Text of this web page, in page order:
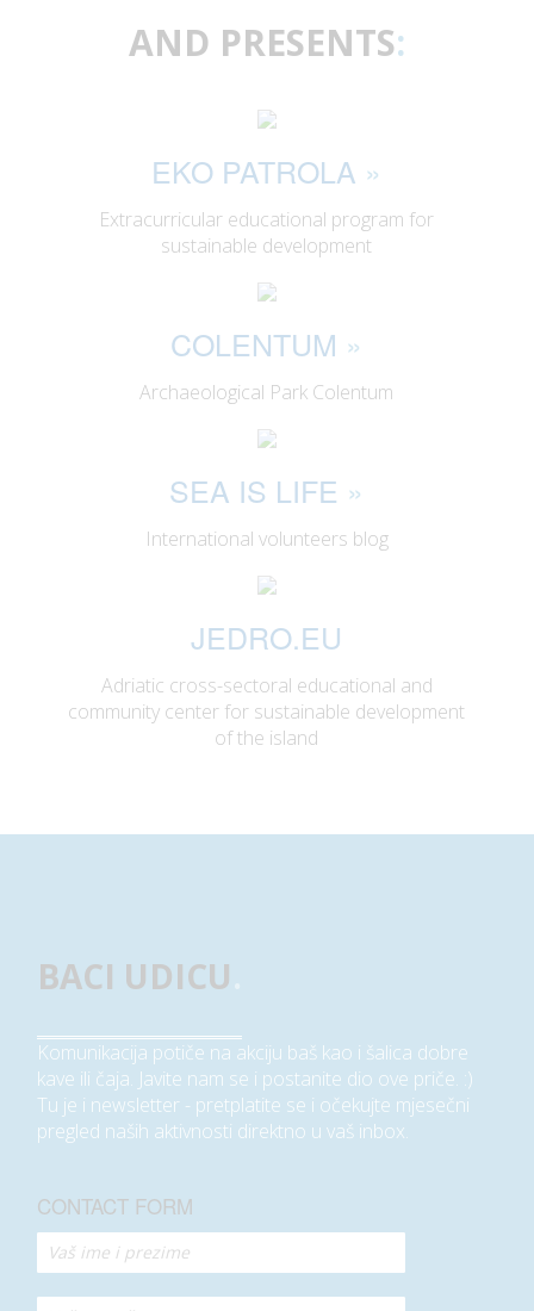
AND PRESENTS:
EKO PATROLA »
Extracurricular educational program for
sustainable development
COLENTUM »
Archaeological Park Colentum
SEA IS LIFE »
International volunteers blog
JEDRO.EU
Adriatic cross-sectoral educational and
community center for sustainable development
of the island
BACI UDICU
Komunikacija potiče na akciju baš kao i šalica dobre
kave ili čaja. Javite nam se i postanite dio ove priče. :)
Tu je i newsletter - pretplatite se i očekujte mjesečni
pregled naših aktivnosti direktno u vaš inbox.
CONTACT FORM